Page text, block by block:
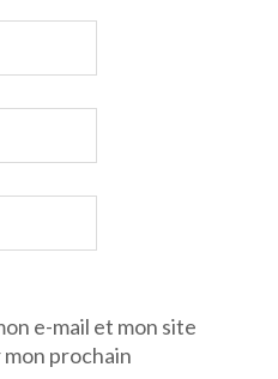
e-mail et mon site
prochain